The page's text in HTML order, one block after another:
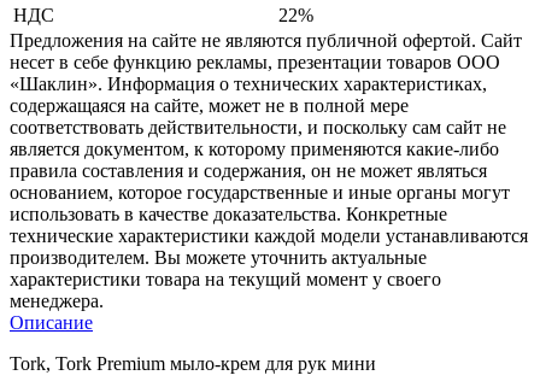
НДС
22%
Предложения на сайте не являются публичной офертой. Сайт
несет в себе функцию рекламы, презентации товаров ООО
«Шаклин». Информация о технических характеристиках,
содержащаяся на сайте, может не в полной мере
соответствовать действительности, и поскольку сам сайт не
является документом, к которому применяются какие-либо
правила составления и содержания, он не может являться
основанием, которое государственные и иные органы могут
использовать в качестве доказательства. Конкретные
технические характеристики каждой модели устанавливаются
производителем. Вы можете уточнить актуальные
характеристики товара на текущий момент у своего
менеджера.
Описание
Tork, Tork Premium мыло-крем для рук мини